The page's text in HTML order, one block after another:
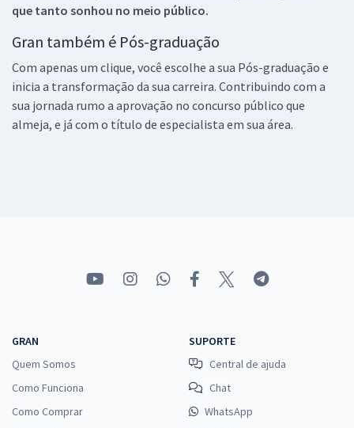
que tanto sonhou no meio público.
Gran também é Pós-graduação
Com apenas um clique, você escolhe a sua Pós-graduação e
inicia a transformação da sua carreira. Contribuindo com a
sua jornada rumo a aprovação no concurso público que
almeja, e já com o título de especialista em sua área.
GRAN
Quem Somos
Como Funciona
Como Comprar
SUPORTE
Central de ajuda
Chat
WhatsApp